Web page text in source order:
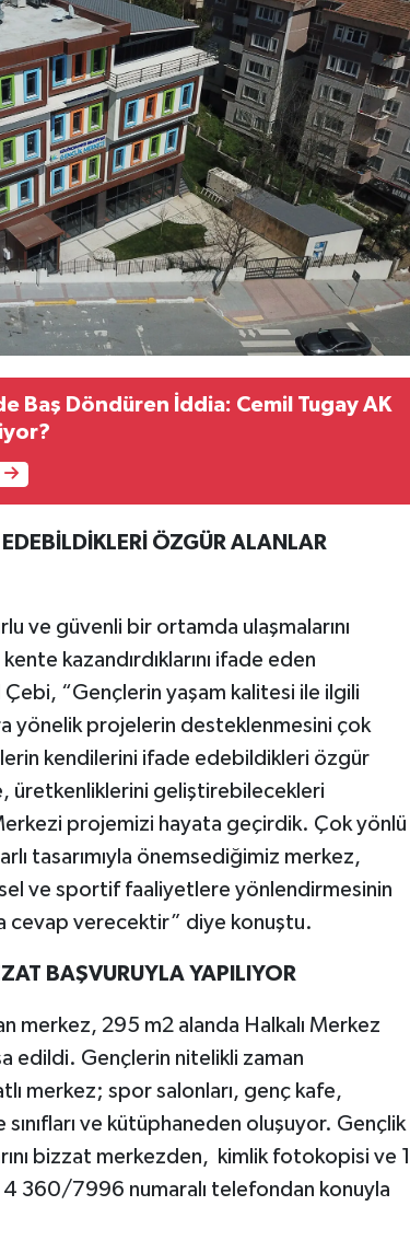
Baş Döndüren İddia: Cemil Tugay AK
ÖZGÜR ALANLAR
ve güvenli bir ortamda ulaşmalarını
kazandırdıklarını ifade eden
Çebi, “Gençlerin yaşam kalitesi ile ilgili
yönelik projelerin desteklenmesini çok
kendilerini ifade edebildikleri özgür
üretkenliklerini geliştirebilecekleri
projemizi hayata geçirdik. Çok yönlü
tasarımıyla önemsediğimiz merkez,
ve sportif faaliyetlere yönlendirmesinin
cevap verecektir” diye konuştu.
BAŞVURUYLA YAPILIYOR
merkez, 295 m2 alanda Halkalı Merkez
edildi. Gençlerin nitelikli zaman
merkez; spor salonları, genç kafe,
sınıfları ve kütüphaneden oluşuyor. Gençlik
bizzat merkezden, kimlik fotokopisi ve 1
360/7996 numaralı telefondan konuyla